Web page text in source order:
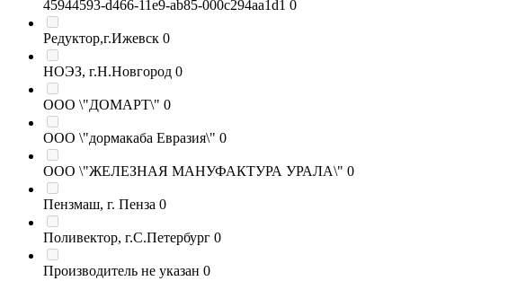
45944593-d466-11e9-ab85-000c294aa1d1 0
Редуктор,г.Ижевск 0
НОЭЗ, г.Н.Новгород 0
ООО \"ДОМАРТ\" 0
ООО \"дормакаба Евразия\" 0
ООО \"ЖЕЛЕЗНАЯ МАНУФАКТУРА УРАЛА\" 0
Пензмаш, г. Пенза 0
Поливектор, г.С.Петербург 0
Производитель не указан 0